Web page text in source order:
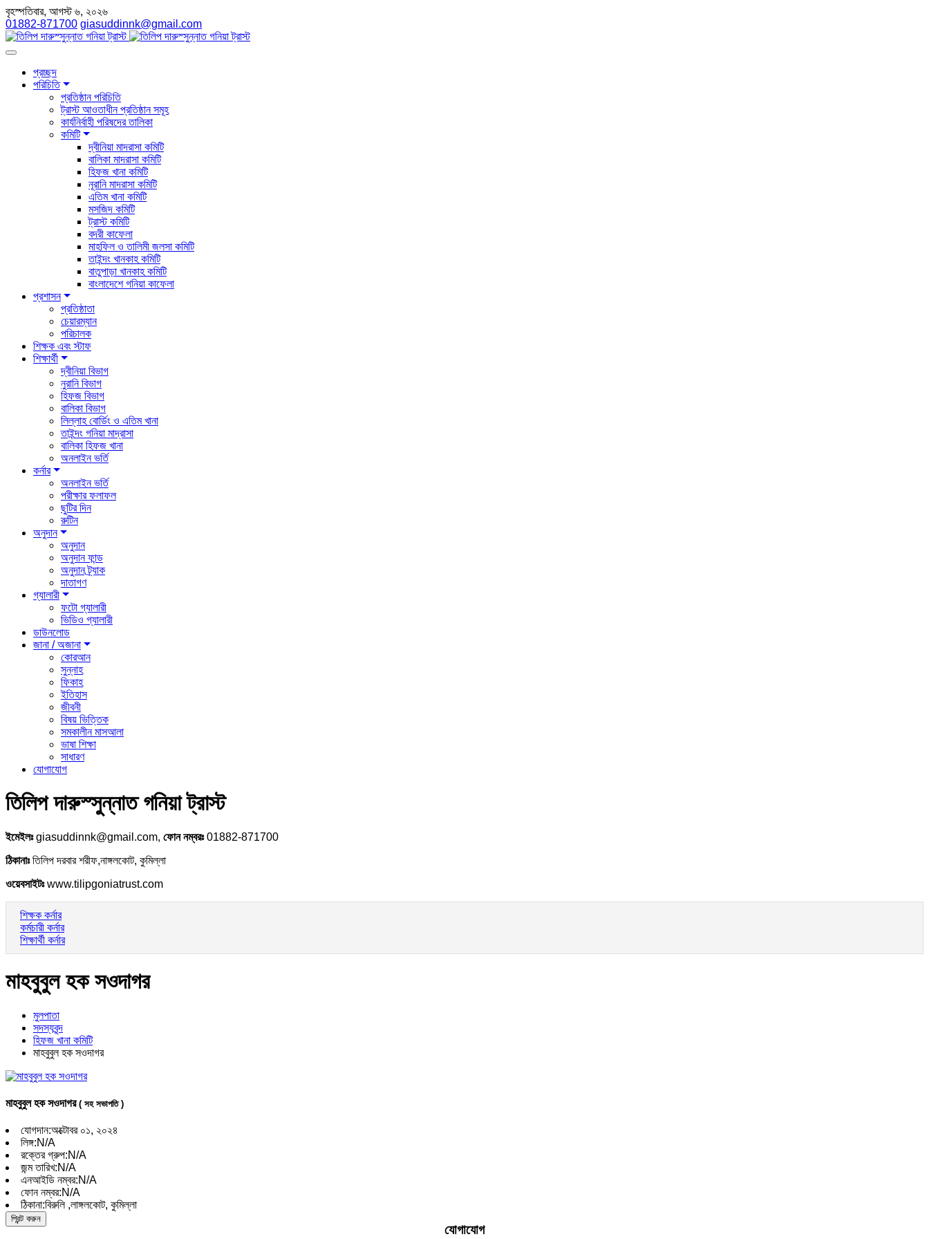
বৃহস্পতিবার, আগস্ট ৬, ২০২৬
01882-871700 giasuddinnk@gmail.com
প্রচ্ছদ
পরিচিতি
প্রতিষ্ঠান পরিচিতি
ট্রাস্ট আওতাধীন প্রতিষ্ঠান সমূহ
কার্যনির্বাহী পরিষদের তালিকা
কমিটি
দ্বীনিয়া মাদরাসা কমিটি
বালিকা মাদরাসা কমিটি
হিফজ খানা কমিটি
নূরানি মাদরাসা কমিটি
এতিম খানা কমিটি
মসজিদ কমিটি
ট্রাস্ট কমিটি
বদরী কাফেলা
মাহফিল ও তালিমী জলসা কমিটি
তাইন্দং খানকাহ কমিটি
বাতুপাড়া খানকাহ কমিটি
বাংলাদেশে গনিয়া কাফেলা
প্রশাসন
প্রতিষ্ঠাতা
চেয়ারম্যান
পরিচালক
শিক্ষক এবং স্টাফ
শিক্ষার্থী
দ্বীনিয়া বিভাগ
নুরানি বিভাগ
হিফজ বিভাগ
বালিকা বিভাগ
লিল্লাহ বোর্ডিং ও এতিম খানা
তাইন্দং গনিয়া মাদ্রাসা
বালিকা হিফজ খানা
অনলাইন ভর্তি
কর্নার
অনলাইন ভর্তি
পরীক্ষার ফলাফল
ছুটির দিন
রুটিন
অনুদান
অনুদান
অনুদান ফান্ড
অনুদান ট্র্যাক
দাতাগণ
গ্যালারী
ফটো গ্যালারী
ভিডিও গ্যালারী
ডাউনলোড
জানা / অজানা
কোরআন
সুন্নাহ
ফিকাহ
ইতিহাস
জীবনী
বিষয় ভিত্তিক
সমকালীন মাসআলা
ভাষা শিক্ষা
সাধারণ
যোগাযোগ
তিলিপ দারুস্সুন্নাত গনিয়া ট্রাস্ট
ইমেইলঃgiasuddinnk@gmail.com, ফোন নম্বরঃ01882-871700
ঠিকানাঃতিলিপ দরবার শরীফ,নাঙ্গলকোট, কুমিল্লা
ওয়েবসাইটঃwww.tilipgoniatrust.com
শিক্ষক কর্নার
কর্মচারী কর্নার
শিক্ষার্থী কর্নার
মাহবুবুল হক সওদাগর
মুলপাতা
সদস্যবৃন্দ
হিফজ খানা কমিটি
মাহবুবুল হক সওদাগর
মাহবুবুল হক সওদাগর ( সহ সভাপতি )
যোগদান:অক্টোবর ০১, ২০২৪
লিঙ্গ:N/A
রক্তের গ্রুপ:N/A
জন্ম তারিখ:N/A
এনআইডি নম্বর:N/A
ফোন নম্বর:N/A
ঠিকানা:বিরুলি ,লাঙ্গলকোট, কুমিল্লা
প্রিন্ট করুন
যোগাযোগ